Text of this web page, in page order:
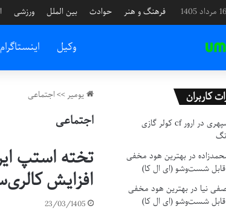
فرهنگ و هنر حوادث بین الملل ورزشی
وکیل اینستاگرام
یومیر>>اجتماعی
اجتماعی
تخته استپ
افزایش
23/03/1405
کاربران
در
ارور cf کولر گازی
دربهترین هود مخفی
قابل شست‌وشو (ای ال کا)
نیا دربهترین هود مخفی
قابل شست‌وشو (ای ال کا)